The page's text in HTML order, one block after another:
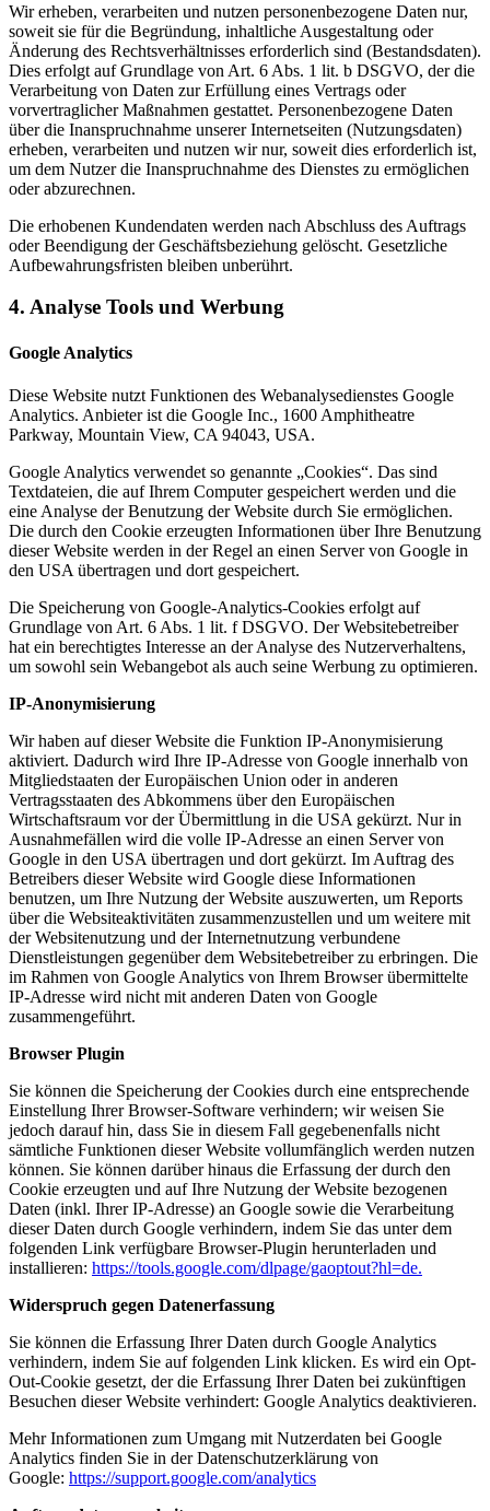
Wir erheben, verarbeiten und nutzen personenbezogene Daten nur,
soweit sie für die Begründung, inhaltliche Ausgestaltung oder
Änderung des Rechtsverhältnisses erforderlich sind (Bestandsdaten).
Dies erfolgt auf Grundlage von Art. 6 Abs. 1 lit. b DSGVO, der die
Verarbeitung von Daten zur Erfüllung eines Vertrags oder
vorvertraglicher Maßnahmen gestattet. Personenbezogene Daten
über die Inanspruchnahme unserer Internetseiten (Nutzungsdaten)
erheben, verarbeiten und nutzen wir nur, soweit dies erforderlich ist,
um dem Nutzer die Inanspruchnahme des Dienstes zu ermöglichen
oder abzurechnen.
Die erhobenen Kundendaten werden nach Abschluss des Auftrags
oder Beendigung der Geschäftsbeziehung gelöscht. Gesetzliche
Aufbewahrungsfristen bleiben unberührt.
4. Analyse Tools und Werbung
Google Analytics
Diese Website nutzt Funktionen des Webanalysedienstes Google
Analytics. Anbieter ist die Google Inc., 1600 Amphitheatre
Parkway, Mountain View, CA 94043, USA.
Google Analytics verwendet so genannte „Cookies“. Das sind
Textdateien, die auf Ihrem Computer gespeichert werden und die
eine Analyse der Benutzung der Website durch Sie ermöglichen.
Die durch den Cookie erzeugten Informationen über Ihre Benutzung
dieser Website werden in der Regel an einen Server von Google in
den USA übertragen und dort gespeichert.
Die Speicherung von Google-Analytics-Cookies erfolgt auf
Grundlage von Art. 6 Abs. 1 lit. f DSGVO. Der Websitebetreiber
hat ein berechtigtes Interesse an der Analyse des Nutzerverhaltens,
um sowohl sein Webangebot als auch seine Werbung zu optimieren.
IP-Anonymisierung
Wir haben auf dieser Website die Funktion IP-Anonymisierung
aktiviert. Dadurch wird Ihre IP-Adresse von Google innerhalb von
Mitgliedstaaten der Europäischen Union oder in anderen
Vertragsstaaten des Abkommens über den Europäischen
Wirtschaftsraum vor der Übermittlung in die USA gekürzt. Nur in
Ausnahmefällen wird die volle IP-Adresse an einen Server von
Google in den USA übertragen und dort gekürzt. Im Auftrag des
Betreibers dieser Website wird Google diese Informationen
benutzen, um Ihre Nutzung der Website auszuwerten, um Reports
über die Websiteaktivitäten zusammenzustellen und um weitere mit
der Websitenutzung und der Internetnutzung verbundene
Dienstleistungen gegenüber dem Websitebetreiber zu erbringen. Die
im Rahmen von Google Analytics von Ihrem Browser übermittelte
IP-Adresse wird nicht mit anderen Daten von Google
zusammengeführt.
Browser Plugin
Sie können die Speicherung der Cookies durch eine entsprechende
Einstellung Ihrer Browser-Software verhindern; wir weisen Sie
jedoch darauf hin, dass Sie in diesem Fall gegebenenfalls nicht
sämtliche Funktionen dieser Website vollumfänglich werden nutzen
können. Sie können darüber hinaus die Erfassung der durch den
Cookie erzeugten und auf Ihre Nutzung der Website bezogenen
Daten (inkl. Ihrer IP-Adresse) an Google sowie die Verarbeitung
dieser Daten durch Google verhindern, indem Sie das unter dem
folgenden Link verfügbare Browser-Plugin herunterladen und
installieren: https://tools.google.com/dlpage/gaoptout?hl=de.
Widerspruch gegen Datenerfassung
Sie können die Erfassung Ihrer Daten durch Google Analytics
verhindern, indem Sie auf folgenden Link klicken. Es wird ein Opt-
Out-Cookie gesetzt, der die Erfassung Ihrer Daten bei zukünftigen
Besuchen dieser Website verhindert: Google Analytics deaktivieren.
Mehr Informationen zum Umgang mit Nutzerdaten bei Google
Analytics finden Sie in der Datenschutzerklärung von
Google: https://support.google.com/analytics